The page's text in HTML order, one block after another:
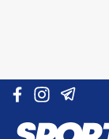
Vai al contenuto